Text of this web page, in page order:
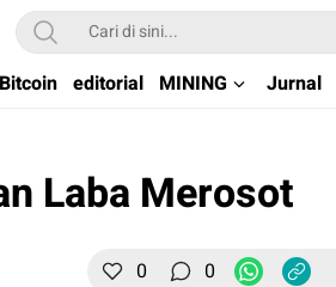
editorial MINING Jurnal
Laba Merosot
0 0